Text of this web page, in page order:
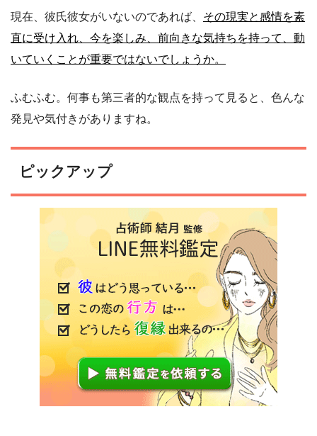
現在、彼氏彼女がいないのであれば、 その現実と感情を素
直に受け入れ、今を楽しみ、前向きな気持ちを持って、動
いていくことが重要ではないでしょうか。
ふむふむ。何事も第三者的な観点を持って見ると、色んな
発見や気付きがありますね。
ピックアップ